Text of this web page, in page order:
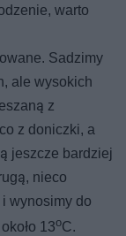
warto
Sadzimy
ale wysokich
z
z doniczki, a
jeszcze bardziej
nieco
wynosimy do
13oC.